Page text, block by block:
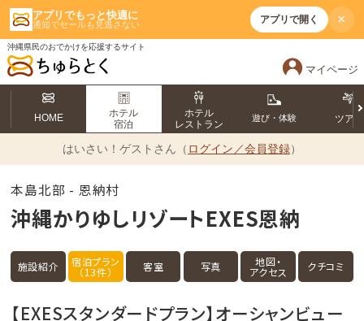
アプリでもっと快適に
通知でセールも見逃さない アプリで開く ×
沖縄県民のおでかけを応援するサイト
マイページ
HOME
ホテル
宿泊
ホテル
レストラン
遊び・体験 ツアー
はいさい！ ゲストさん（ ログイン／会員登録）
本島北部 - 恩納村
沖縄かりゆしリゾートEXES恩納
施設紹介 宿泊プラン
（13件） 客室 写真 地図・
アクセス クチコミ
【EXESスタンダードプラン】オーシャンビュー